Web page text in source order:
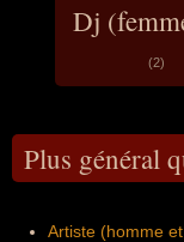
Dj
(2)
Plus général
Artiste (homme